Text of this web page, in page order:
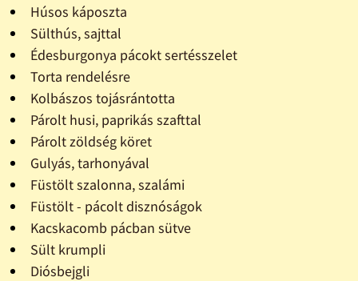
Húsos káposzta
Sülthús, sajttal
Édesburgonya pácokt sertésszelet
Torta rendelésre
Kolbászos tojásrántotta
Párolt husi, paprikás szafttal
Párolt zöldség köret
Gulyás, tarhonyával
Füstölt szalonna, szalámi
Füstölt - pácolt disznóságok
Kacskacomb pácban sütve
Sült krumpli
Diósbejgli